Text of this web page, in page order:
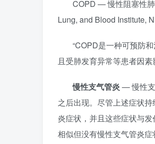
COPD — 慢性阻塞性
Lung, and Blood Institute,
“COPD是一种可预防
且受肺发育异常等患者因
慢性支气管炎— 慢性支
之后出现。尽管上述症状
炎症状，并且这些症状与
相似但没有慢性支气管炎